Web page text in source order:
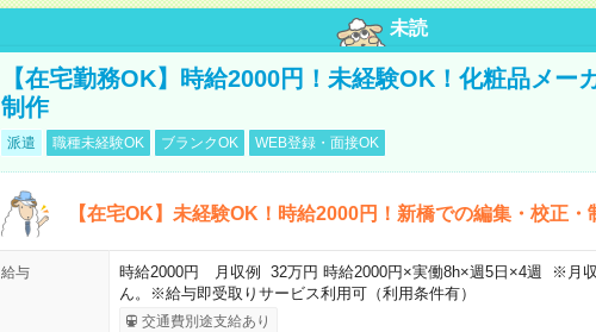
未読
【在宅勤務OK】時給2000円！未経験OK！化粧品メー
制作
派遣 職種未経験OK ブランクOK WEB登録・面接OK
【在宅OK】未経験OK！時給2000円！新橋での編集・校正・
給与
時給2000円 月収例 32万円 時給2000円×実働8h×週5日×4週 ※月
ん。※給与即受取りサービス利用可（利用条件有）
交通費別途支給あり